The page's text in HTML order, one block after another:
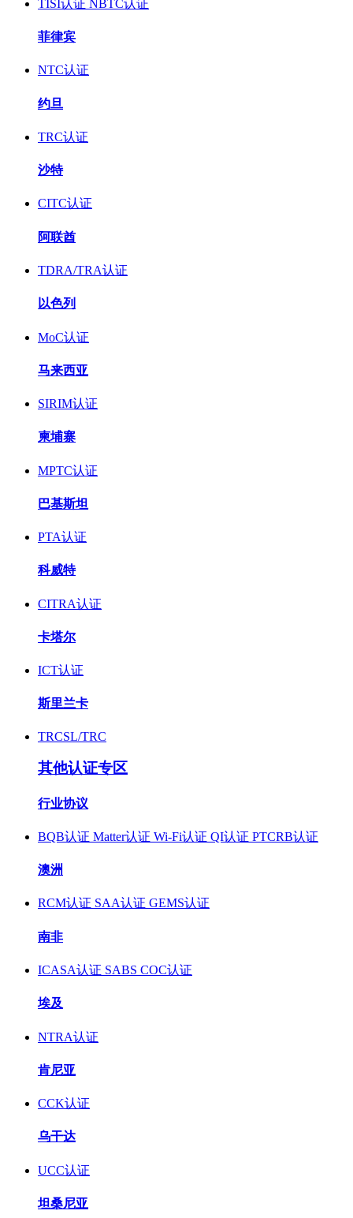
TISI认证 NBTC认证
菲律宾
NTC认证
约旦
TRC认证
沙特
CITC认证
阿联酋
TDRA/TRA认证
以色列
MoC认证
马来西亚
SIRIM认证
柬埔寨
MPTC认证
巴基斯坦
PTA认证
科威特
CITRA认证
卡塔尔
ICT认证
斯里兰卡
TRCSL/TRC
其他认证专区
行业协议
BQB认证 Matter认证 Wi-Fi认证 QI认证 PTCRB认证
澳洲
RCM认证 SAA认证 GEMS认证
南非
ICASA认证 SABS COC认证
埃及
NTRA认证
肯尼亚
CCK认证
乌干达
UCC认证
坦桑尼亚